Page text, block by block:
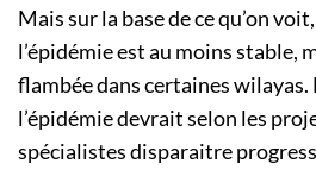
Mais sur la base de ce qu’on
l’épidémie est au moins stable,
flambée dans certaines
l’épidémie devrait selon les
spécialistes disparaitre